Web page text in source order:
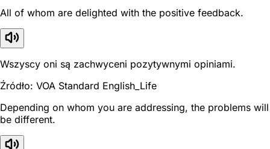
All of whom are delighted with the positive feedback.
Wszyscy oni są zachwyceni pozytywnymi opiniami.
Źródło: VOA Standard English_Life
Depending on whom you are addressing, the problems will
be different.